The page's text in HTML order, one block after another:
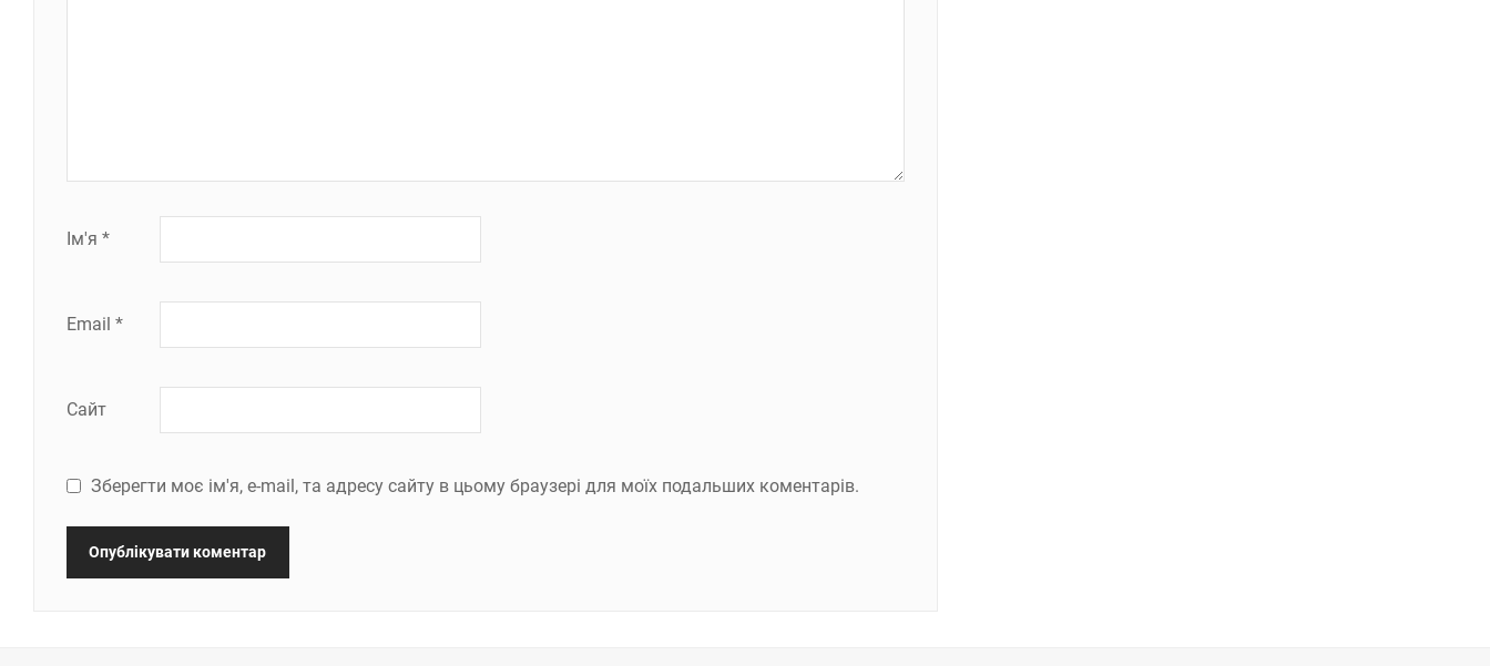
Ім'я *
Email *
Сайт
Зберегти моє ім'я, e-mail, та адресу сайту в цьому браузері для моїх подальших коментарів.